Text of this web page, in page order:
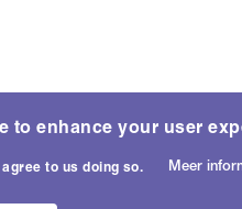
to enhance your user
to us doing so. Meer